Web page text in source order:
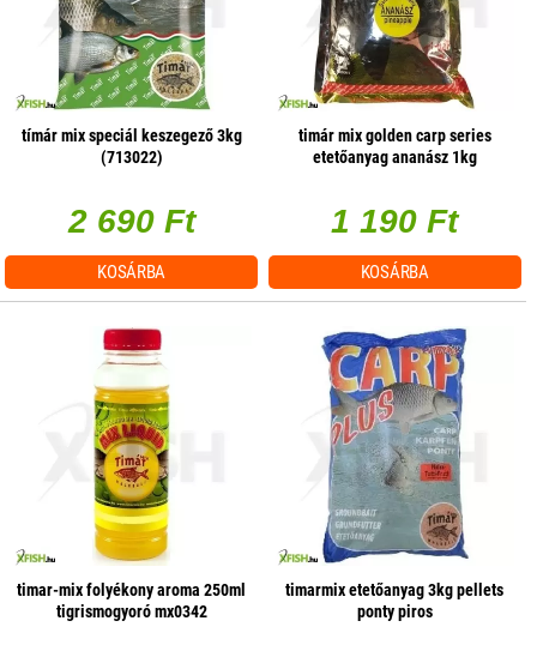
tímár mix speciál keszegező 3kg
(713022)
2 690 Ft
KOSÁRBA
timár mix golden carp series
etetőanyag ananász 1kg
1 190 Ft
KOSÁRBA
timar-mix folyékony aroma 250ml
tigrismogyoró mx0342
timarmix etetőanyag 3kg pellets
ponty piros